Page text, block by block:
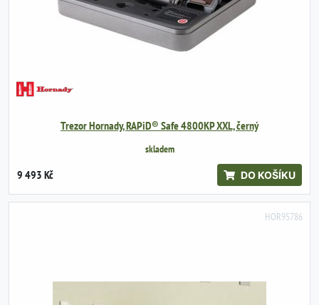
Trezor Hornady, RAPiD® Safe 4800KP XXL, černý
skladem
9 493 Kč DO KOŠÍKU
HOR95786